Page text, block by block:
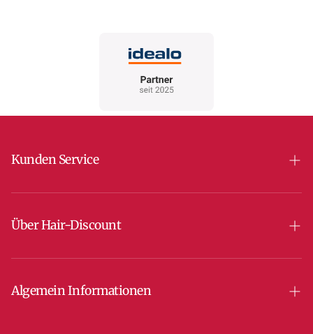
Kunden Service
Versand & Lieferung
Zahlungsarten
Über Hair-Discount
Unser Salon
Über uns
Algemein Informationen